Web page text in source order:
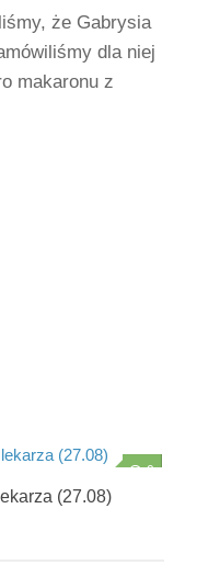
że Gabrysia
dla niej
makaronu z
0
(27.08)